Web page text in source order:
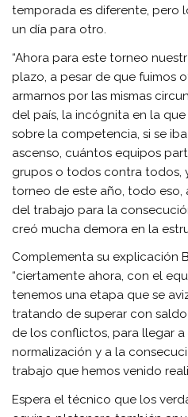
temporada es diferente, pero
un día para otro.
“Ahora para este torneo
plazo, a pesar de que fuimos
armarnos por las mismas
del país, la incógnita en la
sobre la competencia, si se
ascenso, cuántos equipos
grupos o todos contra todos,
torneo de este año, todo eso,
del trabajo para la
creó mucha demora en la
Complementa su explicación
“ciertamente ahora, con el
tenemos una etapa que se
tratando de superar con
de los conflictos, para llegar
normalización y a la
trabajo que hemos venido
Espera el técnico que los